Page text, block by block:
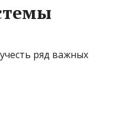
ряд важных